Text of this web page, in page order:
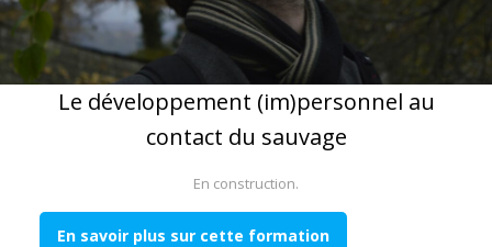
Le développement (im)personnel au
contact du sauvage
En construction.
En savoir plus sur cette formation